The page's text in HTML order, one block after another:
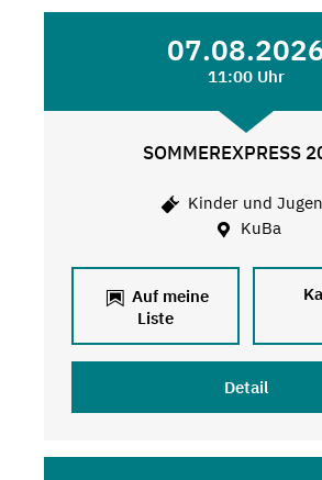
11:00 Uhr
SOMMEREXPRESS
Kinder und
KuBa
Auf meine
Liste
Detail